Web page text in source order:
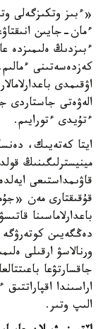
«ءبىز وتكىزگەلى
ءمان-جايىن
ءبىزدىڭ ەلىمىزدە
كەزدەسەتىنى
اۋقىمدى
الەۋەتى
ءتۇيدى ءتورايىم.
ايتا كەتەيىك،
مينيسترلىگىنىڭ
قاۋىمداستىعى
باعدارلاماسىنا
دەڭگەيىن
ورنالاسۋ ارقىلى
جاقسارتۋعا
اراسىندا
الىپ وتىر.